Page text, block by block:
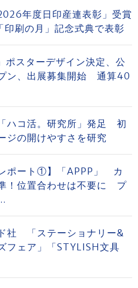
年度日印産連表彰」受賞
刷の月」記念式典で表彰
ポスターデザイン決定、公
ン、出展募集開始 通算40
ハコ活。研究所」発足 初
ジの開けやすさを研究
レポート①】「APPP」 カ
！位置合わせは不要に プ
社 「ステーショナリー&
フェア」「STYLISH文具